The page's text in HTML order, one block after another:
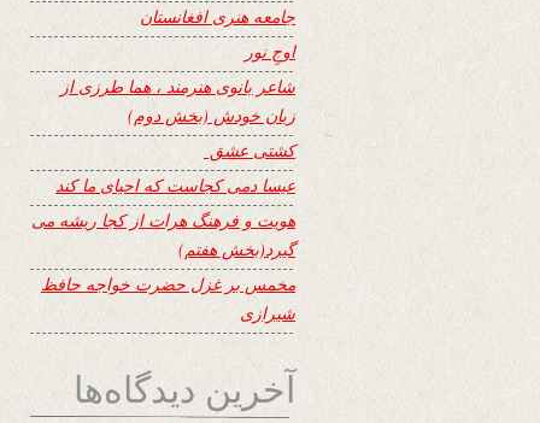
جامعه هنری افغانستان
اوجِ نور
شاعر بانوی هنرمند ، هما طرزی از
زبان خودش (بخش دوم)
کشتی عشق
عیسا دمی کجاست که احیای ما کند
هویت و فرهنگ هرات از کجا ریشه می
گیرد(بخش هفتم)
مخمس بر غزل حضرت خواجه حافظ
شیرازی
آخرین دیدگاه‌ها